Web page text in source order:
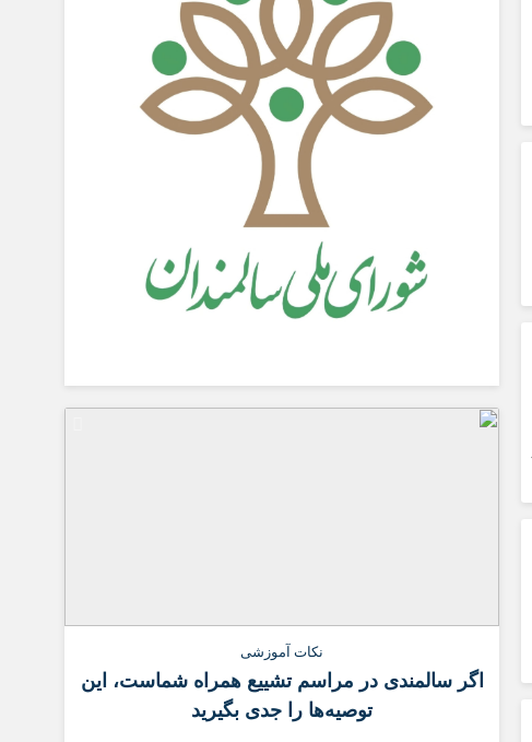
نکات آموزشی
اگر سالمندی در مراسم تشییع همراه شماست، این
توصیه‌ها را جدی بگیرید